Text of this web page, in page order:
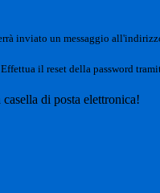
inviato un messaggio
il reset della password
di posta elettronica!